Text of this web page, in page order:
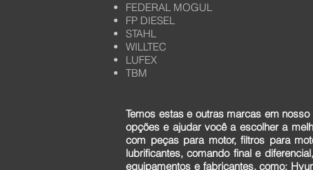
FEDERAL MOGUL
FP DIESEL
STAHL
WILLTEC
LUFEX
TBM
Temos estas e outras marcas em
opções e ajudar você a escolher a
com peças para motor, filtros para
lubrificantes, comando final e
equipamentos e fabricantes, como: